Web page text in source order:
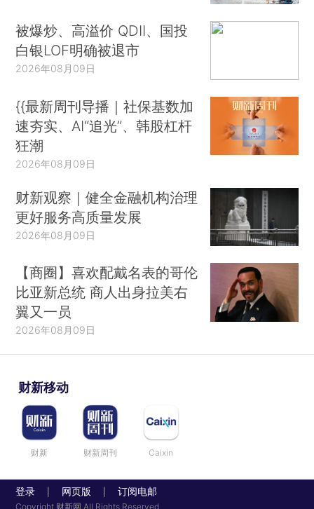
被爆炒、高溢价 QDII、国投
白银LOF明确被退市
2026年08月09日
{{最新周刊导播｜社保基数加
速夯实、AI“追光”、韩股杠杆
狂潮
2026年08月09日
财新观察｜健全金融机构治理
更好服务高质量发展
2026年08月09日
【商圈】喜欢配戴名表的哥伦
比亚新总统 商人出身拉美右
翼又一员
2026年08月09日
财新移动
财新 财新周刊 Caixin
登录 网页版 订阅电邮
Copyright 财新网 All Rights Reserved